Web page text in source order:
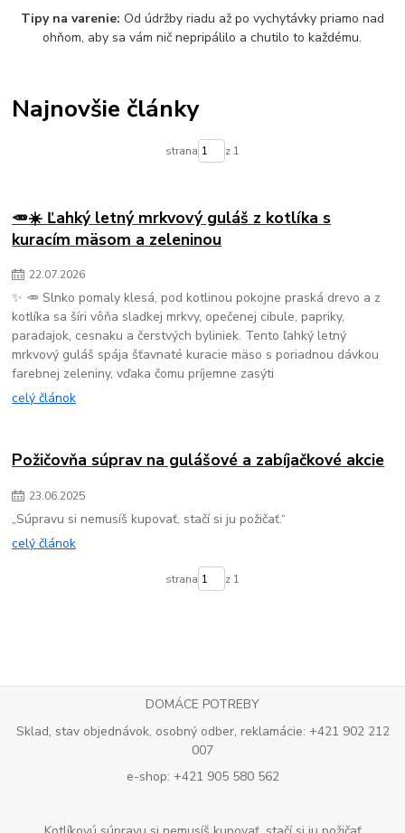
Tipy na varenie: Od údržby riadu až po vychytávky priamo nad
ohňom, aby sa vám nič nepripálilo a chutilo to každému.
Najnovšie články
strana z 1
🥕☀️ Ľahký letný mrkvový guláš z kotlíka s
kuracím mäsom a zeleninou
22.07.2026
✨ 🥕 Slnko pomaly klesá, pod kotlinou pokojne praská drevo a z
kotlíka sa šíri vôňa sladkej mrkvy, opečenej cibule, papriky,
paradajok, cesnaku a čerstvých byliniek. Tento ľahký letný
mrkvový guláš spája šťavnaté kuracie mäso s poriadnou dávkou
farebnej zeleniny, vďaka čomu príjemne zasýti
celý článok
Požičovňa súprav na gulášové a zabíjačkové akcie
23.06.2025
„Súpravu si nemusíš kupovať, stačí si ju požičať.“
celý článok
strana z 1
DOMÁCE POTREBY
Sklad, stav objednávok, osobný odber, reklamácie: +421 902 212
007
e-shop: +421 905 580 562